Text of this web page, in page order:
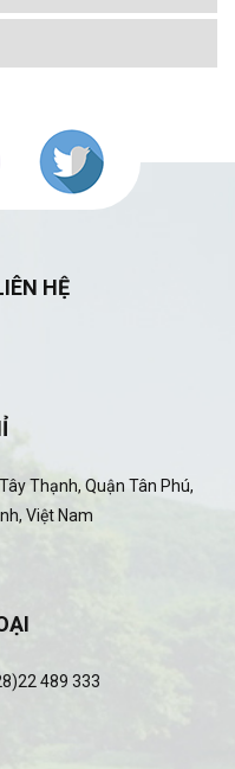
HỆ
Thạnh, Quận Tân Phú,
Việt Nam
489 333